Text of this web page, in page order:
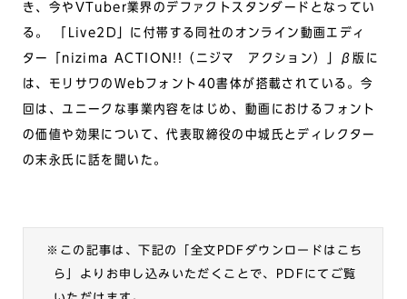
き、今やVTuber業界のデファクトスタンダードとなってい
る。 「Live2D」に付帯する同社のオンライン動画エディ
ター「nizima ACTION!!（ニジマ アクション）」β版に
は、モリサワのWebフォント40書体が搭載されている。今
回は、ユニークな事業内容をはじめ、動画におけるフォント
の価値や効果について、代表取締役の中城氏とディレクター
の末永氏に話を聞いた。
※この記事は、下記の「全文PDFダウンロードはこち
ら」よりお申し込みいただくことで、
PDFにてご覧